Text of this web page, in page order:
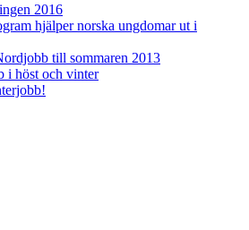
2016
hjälper norska ungdomar ut i
till sommaren 2013
i höst och vinter